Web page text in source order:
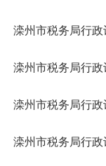
滦州市税务局行政
滦州市税务局行政
滦州市税务局行政
滦州市税务局行政